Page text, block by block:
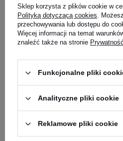
Na zamówienie
Salon Częstochowa
Dostępny
Sklep korzysta z plików cookie w
Polityką dotyczącą cookies.
przechowywania lub dostępu do
Więcej informacji na temat
znaleźć także na stronie
Funkcjonalne pliki
Analityczne pliki cookie
Reklamowe pliki cookie